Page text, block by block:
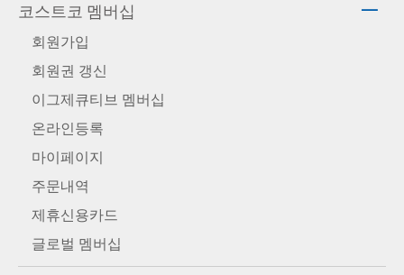
코스트코 멤버십
회원가입
회원권 갱신
이그제큐티브 멤버십
온라인등록
마이페이지
주문내역
제휴신용카드
글로벌 멤버십